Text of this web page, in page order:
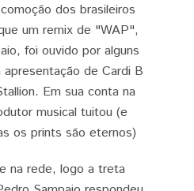
dos brasileiros
um remix de "WAP",
foi ouvido por alguns
de Cardi B
Em sua conta na
musical tuitou (e
os prints são eternos)
na rede, logo a treta